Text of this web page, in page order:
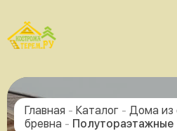
Главная - Каталог - Дома из
бревна - Полутораэтажные